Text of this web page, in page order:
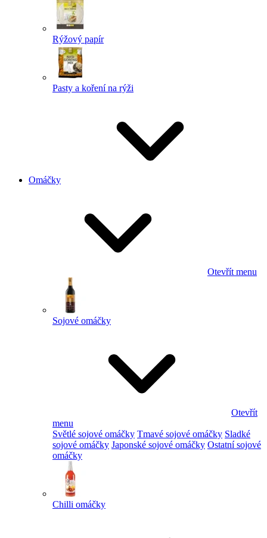
Rýžový papír
Pasty a koření na rýži
Omáčky
Otevřít menu
Sojové omáčky
Otevřít
menu
Světlé sojové omáčky Tmavé sojové omáčky Sladké
sojové omáčky Japonské sojové omáčky Ostatní sojové
omáčky
Chilli omáčky